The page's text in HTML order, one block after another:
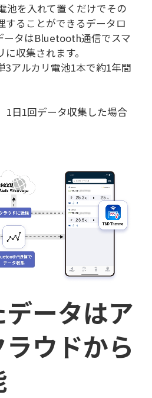
池を入れて置くだけでその
することができるデータロ
ータはBluetooth通信でスマ
収集されます。
3アルカリ電池1本で約1年間
1日1回データ収集した場合
ータはア
ウドから